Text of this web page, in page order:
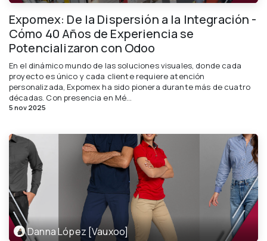
Expomex: De la Dispersión a la Integración -
Cómo 40 Años de Experiencia se
Potencializaron con Odoo
En el dinámico mundo de las soluciones visuales, donde cada
proyecto es único y cada cliente requiere atención
personalizada, Expomex ha sido pionera durante más de cuatro
décadas. Con presencia en Mé...
5 nov 2025
Danna López [Vauxoo]